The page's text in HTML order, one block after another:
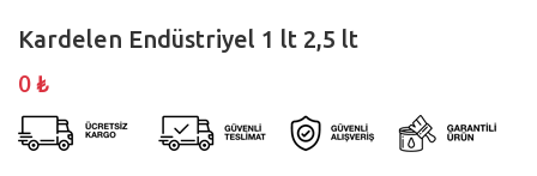
Kardelen Endüstriyel 1 lt 2,5 lt
0₺